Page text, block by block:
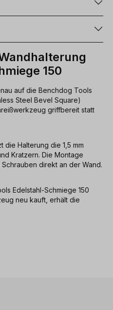
150
auf die Benchdog Tools
Steel Bevel Square)
griffbereit statt
die Halterung die 1,5 mm
Kratzern. Die Montage
direkt an der Wand.
Edelstahl-Schmiege 150
neu kauft, erhält die